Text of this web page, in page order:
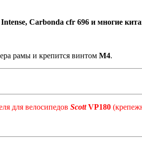
Carbonda cfr 696 и многие
рамы и крепится винтом М4.
для велосипедов ScottVP180